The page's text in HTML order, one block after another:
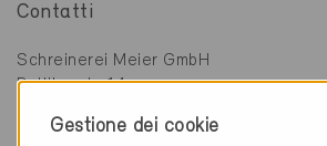
Contatti
Schreinerei Meier GmbH
Dullikerstr. 14
Gestione dei cookie